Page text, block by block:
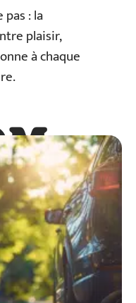
: la
plaisir,
à chaque